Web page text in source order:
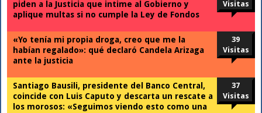
piden a la Justicia que intime al Gobierno y
aplique multas si no cumple la Ley de Fondos
Visitas
«Yo tenía mi propia droga, creo que me la
habían regalado»: qué declaró Candela Arizaga
ante la justicia
39
Visitas
Santiago Bausili, presidente del Banco Central,
coincide con Luis Caputo y descarta un rescate a
los morosos: «Seguimos viendo esto como una
37
Visitas